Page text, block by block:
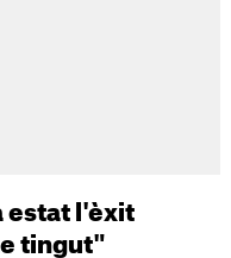
estat l'èxit
tingut"